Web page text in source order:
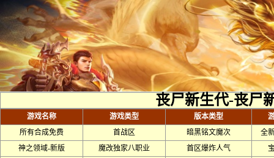
丧尸新生代-丧尸
游戏名称 游戏类型 版本类型
所有合成免费
首战区 暗黑铭文魔次
全
神之领域-新版
魔改独家八职业 首区爆炸人气